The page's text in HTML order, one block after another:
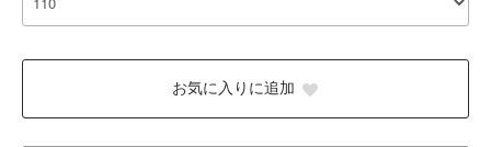
お気に入りに追加